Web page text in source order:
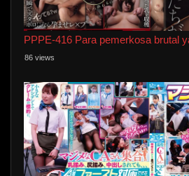
PPPE-416 Para pemerkosa brutal
86 views